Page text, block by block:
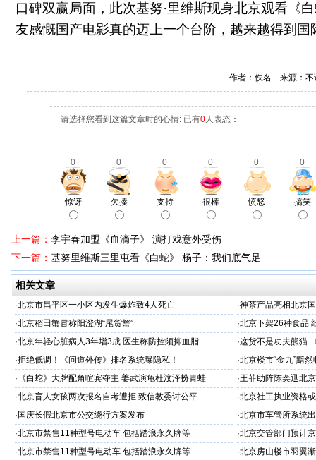
口碑双赢局面，此次基努·里维斯现身北京观看《
友感慨国产电影真的迈上一个台阶，越来越得到国
作者：佚名 来源：
请选择您看到这篇文章时的心情: 已有0人表态：
0 0 0 0 0 0
惊讶 欠揍 支持 很棒 愤怒 搞笑
上一篇： 李宇春加盟《血滴子》 演打戏意外受伤
下一篇： 基努里维斯三里屯看《白蛇》 杨子：我们底气足
相关文章
·北京市昌平区一小区内发生爆炸致4人死亡 ·神茶产品亮相北京
示会
·北京稻田蟹冒称阳澄湖“尾货蟹” ·北京下架26种食品
·北京年轻心脏病人3年增3成 医生称防控须抑血脂 ·这货不是功夫熊猫
·拒绝低调！《问道外传》排名系统曝隐私！ ·北京楼市“金九”黯
· 《白蛇》大牌配角喧宾夺主 姜武演龟杜汶泽扮青蛙 ·王菲助阵陈奕迅北
·北京盲人女孩两次报名自考遭拒 致信教委讨公平 ·北京社工执业资格
· 国庆长假北京市公交绕行方案发布 ·北京市车管所系统
·北京市禁售11种型号电动车 包括踏浪永久牌等 ·北京交管部门预计
·北京市禁售11种型号电动车 包括踏浪永久牌等 ·北京房山楼市羽翼